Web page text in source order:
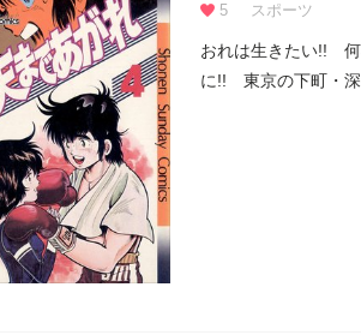
5 スポーツ
おれは生きたい!! 何
に!! 東京の下町・